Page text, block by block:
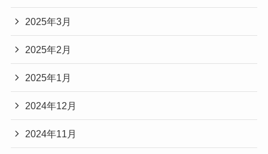
2025年3月
2025年2月
2025年1月
2024年12月
2024年11月